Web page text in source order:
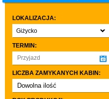
LOKALIZACJA:
Giżycko
TERMIN:
LICZBA ZAMYKANYCH KABIN:
Dowolna ilość